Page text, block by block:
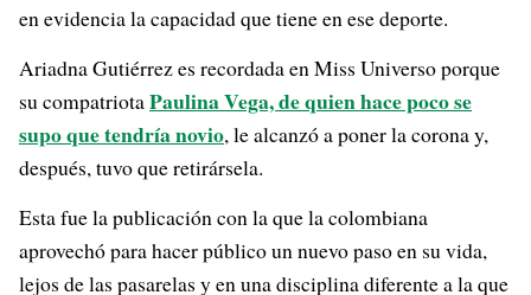
en evidencia la capacidad que tiene en ese deporte.
Ariadna Gutiérrez es recordada en Miss Universo porque
su compatriotaPaulina Vega, de quien hace poco se
supo que tendría novio, le alcanzó a poner la corona y,
después, tuvo que retirársela.
Esta fue la publicación con la que la colombiana
aprovechó para hacer público un nuevo paso en su vida,
lejos de las pasarelas y en una disciplina diferente a la que